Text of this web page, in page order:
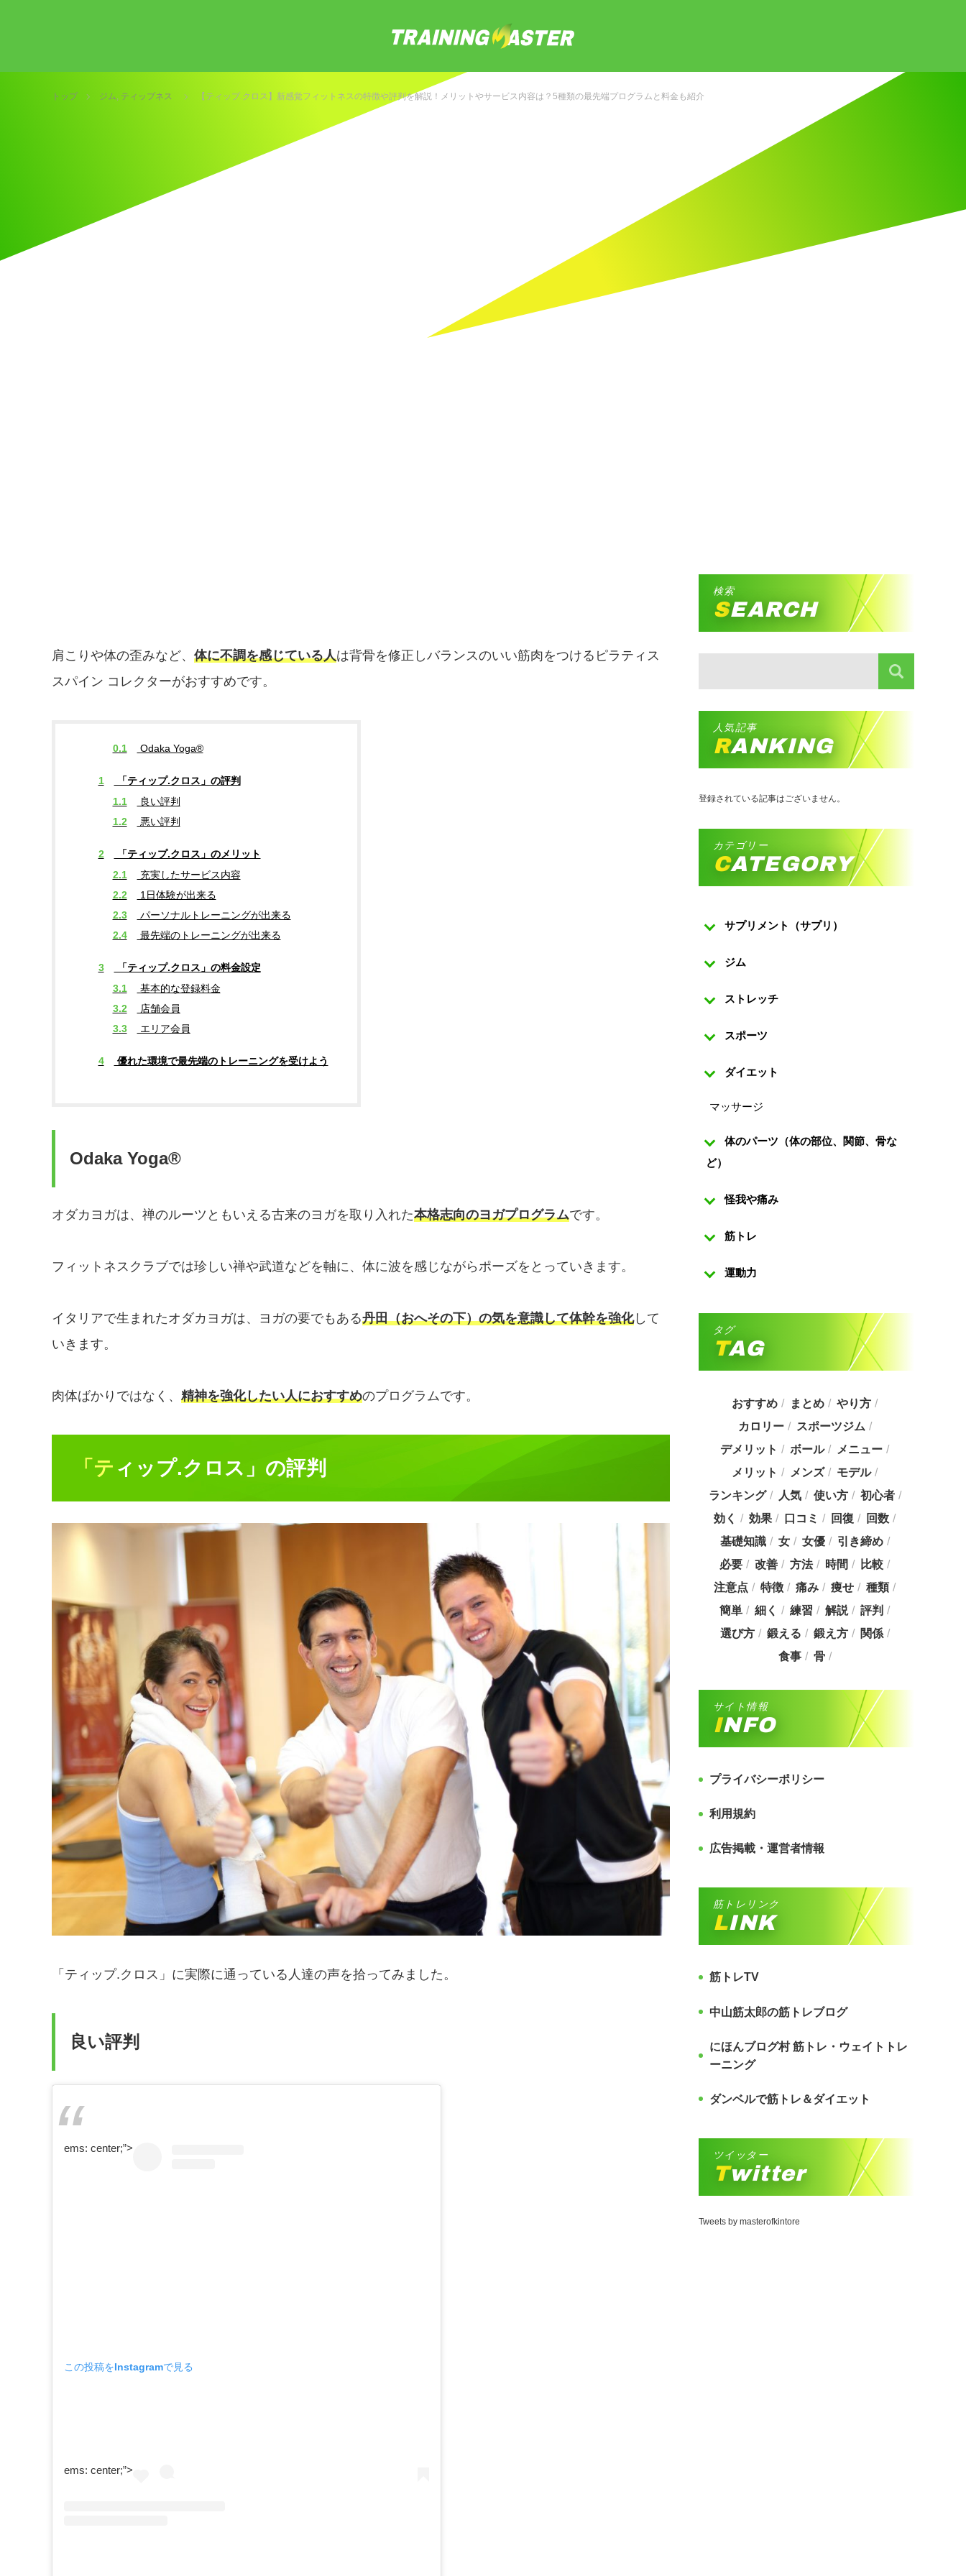
トップ ジム, ティップネス 【ティップ.クロス】新感覚フィットネスの特徴や評判を解説！メリットやサービス内容は？5種類の最先端プログラムと料金も紹介
肩こりや体の歪みなど、 体に不調を感じている人は背骨を修正しバランスのいい筋肉をつけるピラティス
スパイン コレクターがおすすめです。
0.1 Odaka Yoga®
1
「ティップ.クロス」の評判
1.1
良い評判
1.2
悪い評判
2
「ティップ.クロス」のメリット
2.1
充実したサービス内容
2.2
1日体験が出来る
2.3
パーソナルトレーニングが出来る
2.4
最先端のトレーニングが出来る
3
「ティップ.クロス」の料金設定
3.1
基本的な登録料金
3.2
店舗会員
3.3
エリア会員
4 優れた環境で最先端のトレーニングを受けよう
Odaka Yoga®
オダカヨガは、禅のルーツともいえる古来のヨガを取り入れた本格志向のヨガプログラムです。
フィットネスクラブでは珍しい禅や武道などを軸に、体に波を感じながらポーズをとっていきます。
イタリアで生まれたオダカヨガは、ヨガの要でもある丹田（おへその下）の気を意識して体幹を強化して
いきます。
肉体ばかりではなく、 精神を強化したい人におすすめのプログラムです。
「ティップ.クロス」の評判
「ティップ.クロス」に実際に通っている人達の声を拾ってみました。
良い評判
ems: center;”>
この投稿をInstagramで見る
ems: center;”>
検索
SEARCH
人気記事
RANKING
登録されている記事はございません。
カテゴリー
CATEGORY
サプリメント（サプリ）
ジム
ストレッチ
スポーツ
ダイエット
マッサージ
体のパーツ（体の部位、関節、骨な
ど）
怪我や痛み
筋トレ
運動力
タグ
TAG
おすすめ まとめ
やり方
カロリー
スポーツジム
デメリット
ボール
メニュー
メリット
メンズ
モデル
ランキング
人気 使い方
初心者
効く
効果 口コミ 回復
回数
基礎知識
女 女優
引き締め
必要
改善 方法 時間
比較
注意点
特徴 痛み 痩せ
種類
簡単
細く 練習 解説
評判
選び方
鍛える 鍛え方
関係
食事
骨
サイト情報
INFO
プライバシーポリシー
利用規約
広告掲載・運営者情報
筋トレリンク
LINK
筋トレTV
中山筋太郎の筋トレブログ
にほんブログ村 筋トレ・ウェイトトレ
ーニング
ダンベルで筋トレ＆ダイエット
ツイッター
Twitter
Tweets by masterofkintore